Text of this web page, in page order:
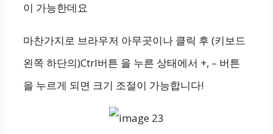
이 가능한데요
마찬가지로 브라우저 아무곳이나 클릭 후 (키보드
왼쪽 하단의)Ctrl버튼 을 누른 상태에서 +, – 버튼
을 누르게 되면 크기 조절이 가능합니다!